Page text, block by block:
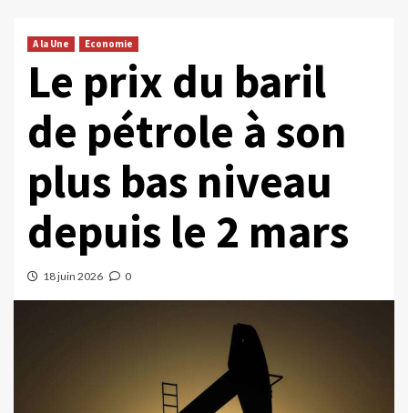
A la Une Economie
Le prix du baril
de pétrole à son
plus bas niveau
depuis le 2 mars
18 juin 2026 0